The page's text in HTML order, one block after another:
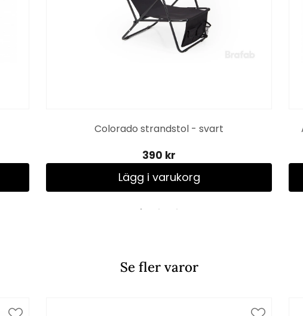
Colorado strandstol - svart
390 kr
Lägg i varukorg
Se fler varor